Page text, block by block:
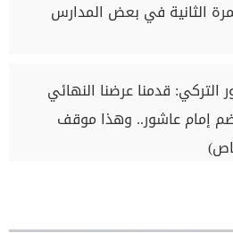
الثانية في بعض المدارس
التركي: قدمنا عرضنا النهائي
إمام عاشور.. وهذا موقف